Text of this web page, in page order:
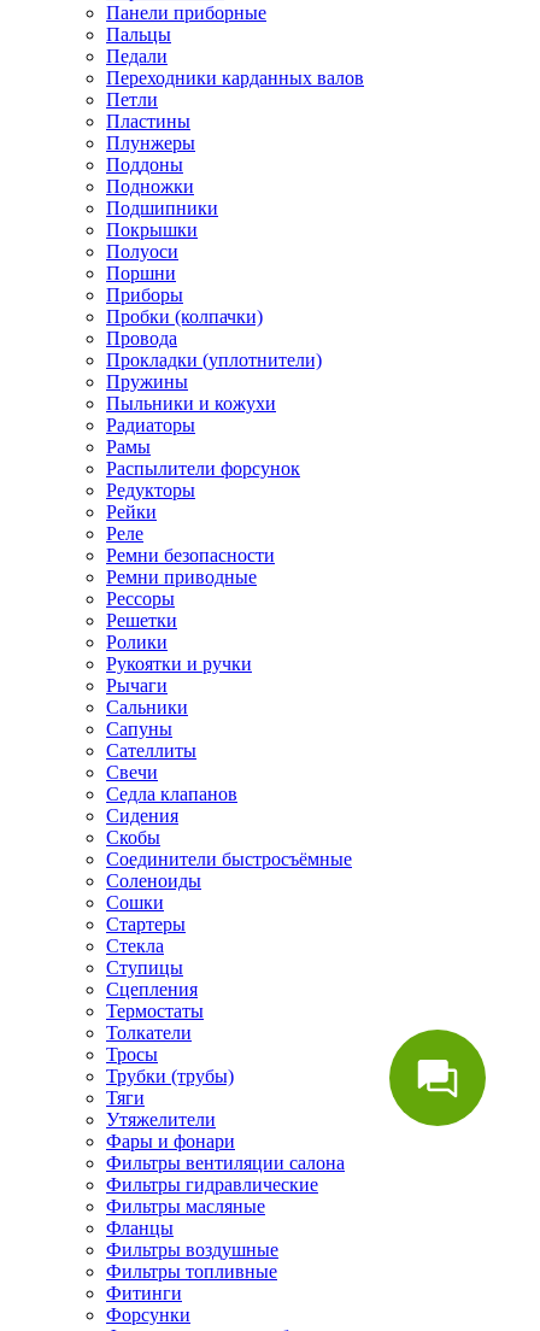
Панели приборные
Пальцы
Педали
Переходники карданных валов
Петли
Пластины
Плунжеры
Поддоны
Подножки
Подшипники
Покрышки
Полуоси
Поршни
Приборы
Пробки (колпачки)
Провода
Прокладки (уплотнители)
Пружины
Пыльники и кожухи
Радиаторы
Рамы
Распылители форсунок
Редукторы
Рейки
Реле
Ремни безопасности
Ремни приводные
Рессоры
Решетки
Ролики
Рукоятки и ручки
Рычаги
Сальники
Сапуны
Сателлиты
Свечи
Седла клапанов
Сидения
Скобы
Соединители быстросъёмные
Соленоиды
Сошки
Стартеры
Стекла
Ступицы
Сцепления
Термостаты
Толкатели
Тросы
Трубки (трубы)
Тяги
Утяжелители
Фары и фонари
Фильтры вентиляции салона
Фильтры гидравлические
Фильтры масляные
Фланцы
Фильтры воздушные
Фильтры топливные
Фитинги
Форсунки